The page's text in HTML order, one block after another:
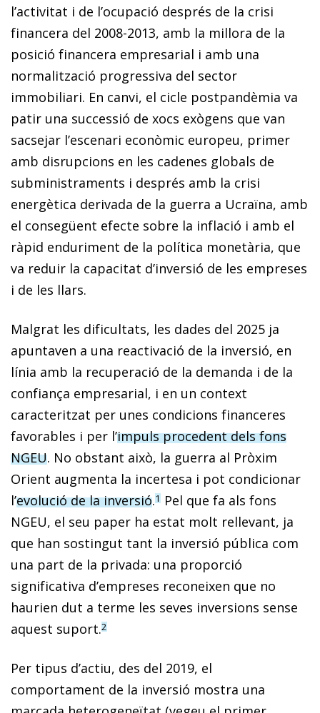
l’activitat i de l’ocupació després de la crisi
financera del 2008-2013, amb la millora de la
posició financera empresarial i amb una
normalització progressiva del sector
immobiliari. En canvi, el cicle postpandèmia va
patir una successió de xocs exògens que van
sacsejar l’escenari econòmic europeu, primer
amb disrupcions en les cadenes globals de
subministraments i després amb la crisi
energètica derivada de la guerra a Ucraïna, amb
el consegüent efecte sobre la inflació i amb el
ràpid enduriment de la política monetària, que
va reduir la capacitat d’inversió de les empreses
i de les llars.
Malgrat les dificultats, les dades del 2025 ja
apuntaven a una reactivació de la inversió, en
línia amb la recuperació de la demanda i de la
confiança empresarial, i en un context
caracteritzat per unes condicions financeres
favorables i per l’impuls procedent dels fons
NGEU. No obstant això, la guerra al Pròxim
Orient augmenta la incertesa i pot condicionar
l’evolució de la inversió.1 Pel que fa als fons
NGEU, el seu paper ha estat molt rellevant, ja
que han sostingut tant la inversió pública com
una part de la privada: una proporció
significativa d’empreses reconeixen que no
haurien dut a terme les seves inversions sense
aquest suport.2
Per tipus d’actiu, des del 2019, el
comportament de la inversió mostra una